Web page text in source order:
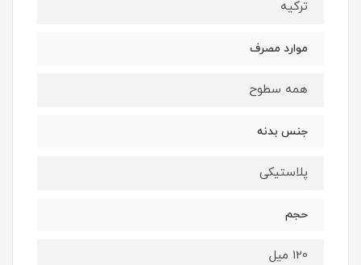
ترکیه
موارد مصرف
همه سطوح
جنس بدنه
پلاستیکی
حجم
120 میل